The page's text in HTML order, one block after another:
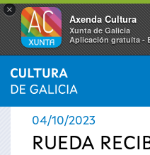
×
Axenda Cultura
Xunta de Galicia
Aplicación gratuíta -
Se
encuentra
INICIO › ACTUALIDAD
04/10/2023
RUEDA